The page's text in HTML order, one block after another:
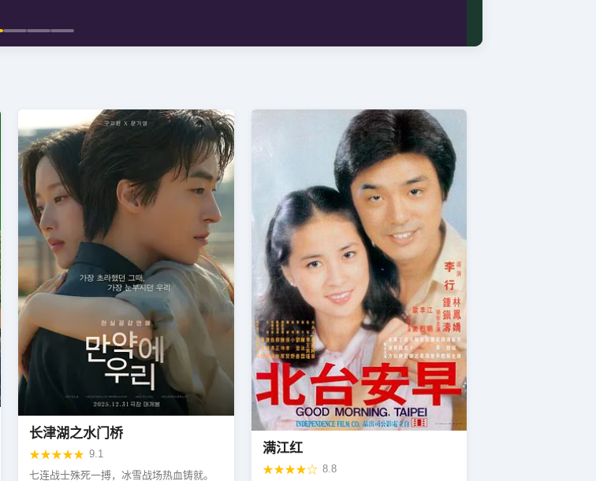
长津湖之水门桥
★★★★★ 9.1
七连战士殊死一搏，冰雪战场热血铸就。
满江红
★★★★☆ 8.8